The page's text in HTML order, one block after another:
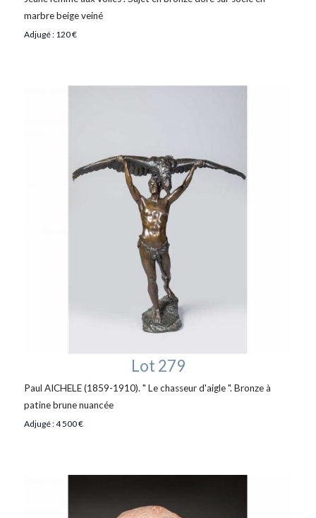
marbre beige veiné
Adjugé : 120 €
Lot 279
Paul AICHELE (1859-1910). " Le chasseur d'aigle ". Bronze à
patine brune nuancée
Adjugé : 4 500 €